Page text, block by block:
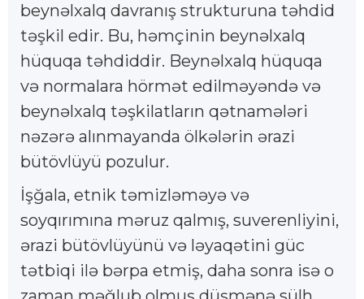
beynəlxalq davranış strukturuna təhdid
təşkil edir. Bu, həmçinin beynəlxalq
hüquqa təhdiddir. Beynəlxalq hüquqa
və normalara hörmət edilməyəndə və
beynəlxalq təşkilatların qətnamələri
nəzərə alınmayanda ölkələrin ərazi
bütövlüyü pozulur.
İşğala, etnik təmizləməyə və
soyqırımına məruz qalmış, suverenliyini,
ərazi bütövlüyünü və ləyaqətini güc
tətbiqi ilə bərpa etmiş, daha sonra isə o